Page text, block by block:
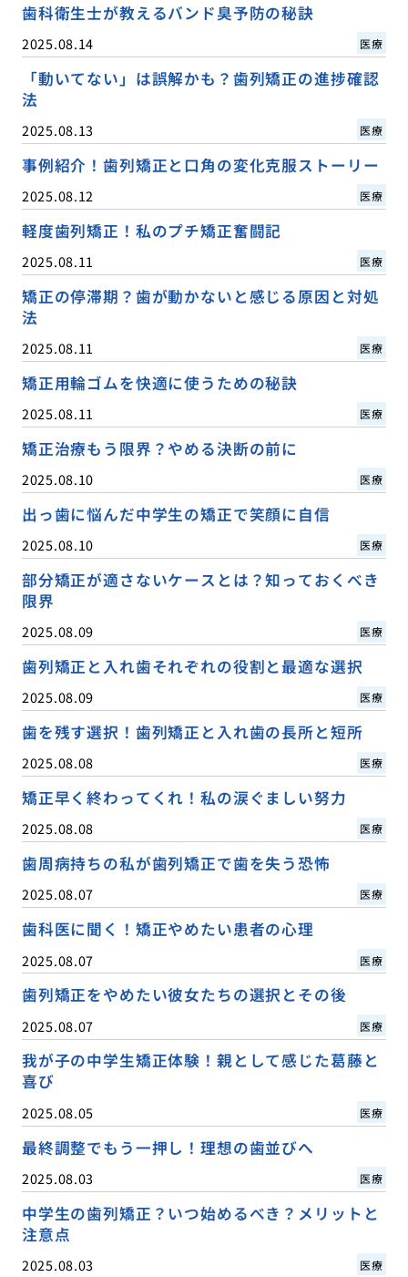
歯科衛生士が教えるバンド臭予防の秘訣
2025.08.14 医療
「動いてない」は誤解かも？歯列矯正の進捗確認
法
2025.08.13 医療
事例紹介！歯列矯正と口角の変化克服ストーリー
2025.08.12 医療
軽度歯列矯正！私のプチ矯正奮闘記
2025.08.11 医療
矯正の停滞期？歯が動かないと感じる原因と対処
法
2025.08.11 医療
矯正用輪ゴムを快適に使うための秘訣
2025.08.11 医療
矯正治療もう限界？やめる決断の前に
2025.08.10 医療
出っ歯に悩んだ中学生の矯正で笑顔に自信
2025.08.10 医療
部分矯正が適さないケースとは？知っておくべき
限界
2025.08.09 医療
歯列矯正と入れ歯それぞれの役割と最適な選択
2025.08.09 医療
歯を残す選択！歯列矯正と入れ歯の長所と短所
2025.08.08 医療
矯正早く終わってくれ！私の涙ぐましい努力
2025.08.08 医療
歯周病持ちの私が歯列矯正で歯を失う恐怖
2025.08.07 医療
歯科医に聞く！矯正やめたい患者の心理
2025.08.07 医療
歯列矯正をやめたい彼女たちの選択とその後
2025.08.07 医療
我が子の中学生矯正体験！親として感じた葛藤と
喜び
2025.08.05 医療
最終調整でもう一押し！理想の歯並びへ
2025.08.03 医療
中学生の歯列矯正？いつ始めるべき？メリットと
注意点
2025.08.03 医療